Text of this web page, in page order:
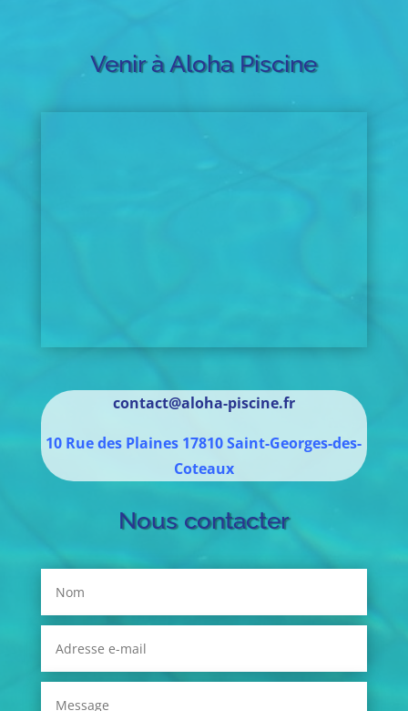
Venir à Aloha Piscine
contact@aloha-piscine.fr
10 Rue des Plaines 17810Saint-Georges-des-
Coteaux
Nous contacter